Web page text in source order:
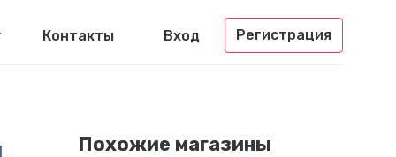
Контакты Вход Регистрация
Похожие магазины